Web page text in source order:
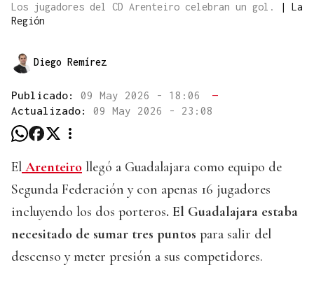
Los jugadores del CD Arenteiro celebran un gol. | La
Región
Diego Remírez
Publicado: 09 May 2026 - 18:06
—
Actualizado: 09 May 2026 - 23:08
El Arenteiro llegó a Guadalajara como equipo de
Segunda Federación y con apenas 16 jugadores
incluyendo los dos porteros. El Guadalajara estaba
necesitado de sumar tres puntos para salir del
descenso y meter presión a sus competidores.